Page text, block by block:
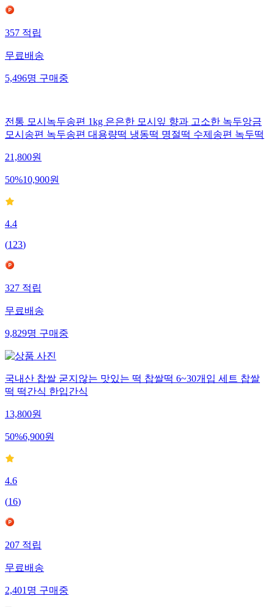
357적립
무료배송
5,496명구매중
전통 모시녹두송편 1kg 은은한 모시잎 향과 고소한 녹두앙금
모시송편 녹두송편 대용량떡 냉동떡 명절떡 수제송편 녹두떡
21,800원
50%10,900원
4.4
(123)
327적립
무료배송
9,829명구매중
국내산 찹쌀 굳지않는 맛있는 떡 찹쌀떡 6~30개입 세트 찹쌀
떡 떡간식 한입간식
13,800원
50%6,900원
4.6
(16)
207적립
무료배송
2,401명구매중